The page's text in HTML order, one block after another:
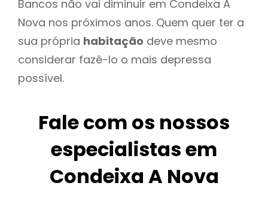
Bancos não vai diminuir em Condeixa A
Nova nos próximos anos. Quem quer ter a
sua própria habitação deve mesmo
considerar fazê-lo o mais depressa
possível.
Fale com os nossos
especialistas em
Condeixa A Nova